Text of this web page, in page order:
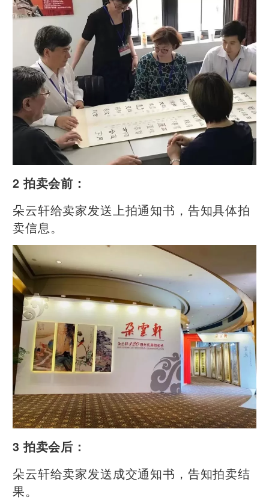
2 拍卖会前：
朵云轩给卖家发送上拍通知书，告知具体拍
卖信息。
3 拍卖会后：
朵云轩给卖家发送成交通知书，告知拍卖结
果。